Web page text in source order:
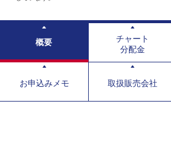
概要
チャート
分配金
お申込みメモ 取扱販売会社